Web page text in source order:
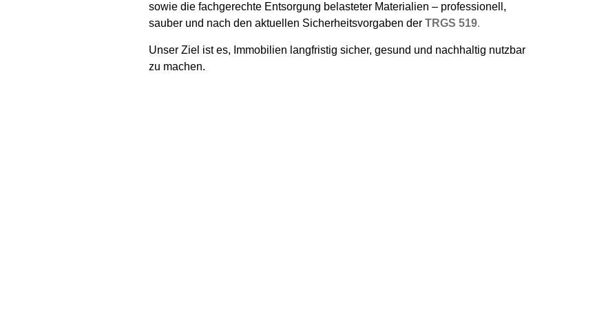
sowie die fachgerechte Entsorgung belasteter Materialien – professionell,
sauber und nach den aktuellen Sicherheitsvorgaben der TRGS 519.
Unser Ziel ist es, Immobilien langfristig sicher, gesund und nachhaltig nutzbar
zu machen.